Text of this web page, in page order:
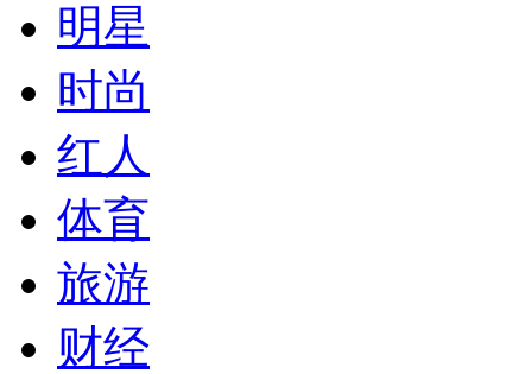
明星
时尚
红人
体育
旅游
财经